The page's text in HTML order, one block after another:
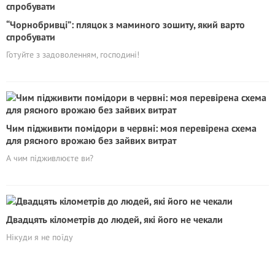
“Чорнобривці”: пляцок з маминого зошиту, який варто
спробувати
Готуйте з задоволенням, господині!
Чим підживити помідори в червні: моя перевірена схема
для рясного врожаю без зайвих витрат
А чим підживлюєте ви?
Двадцять кілометрів до людей, які його не чекали
Нікуди я не поїду